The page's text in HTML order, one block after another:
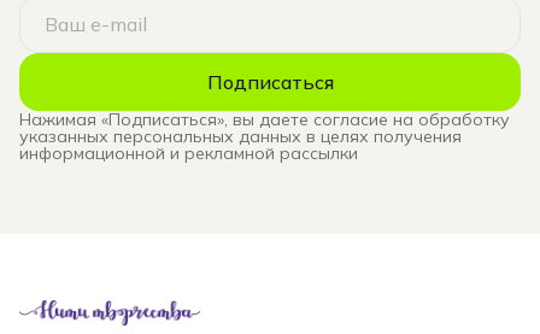
Подписаться
Нажимая «Подписаться», вы даете согласие на обработку
указанных персональных данных в целях получения
информационной и рекламной рассылки